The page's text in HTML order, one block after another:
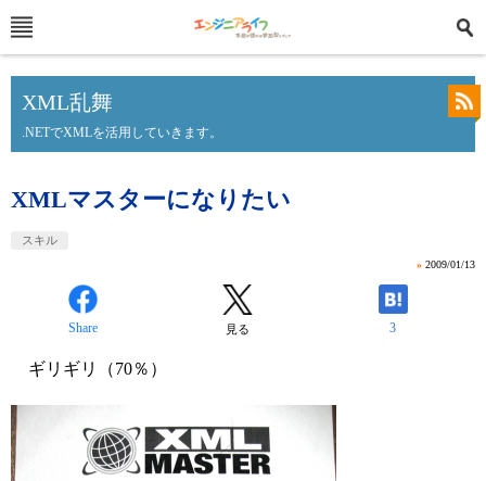
XML乱舞
.NETでXMLを活用していきます。
XMLマスターになりたい
スキル
» 2009/01/13
Share 見る 3
ギリギリ（70％）